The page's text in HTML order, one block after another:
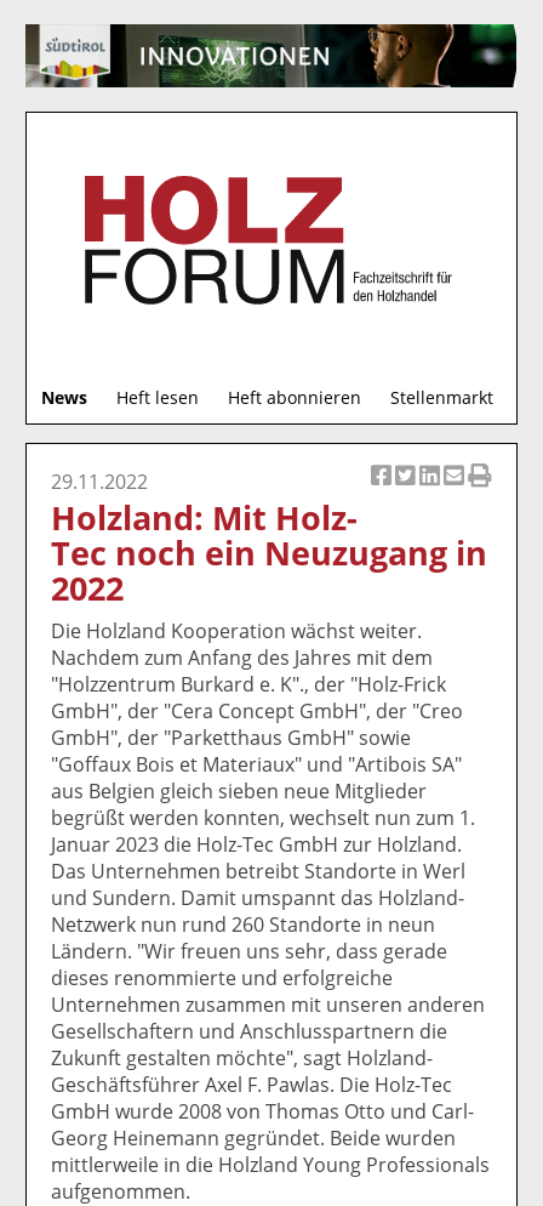
News Heft lesen Heft abonnieren Stellenmarkt
u
c
k
el
uf
F
ac
e
b
o
o
k
te
il
e
n
k
wi
tt
er
n
k
el
uf
Li
n
k
di
n
te
il
e
n
k
el
m
ai
v
se
n
d
e
k
29.11.2022
Holzland: Mit Holz-
Tec noch ein Neuzugang in
2022
Die Holzland Kooperation wächst weiter.
Nachdem zum Anfang des Jahres mit dem
"Holzzentrum Burkard e. K"., der "Holz-Frick
GmbH", der "Cera Concept GmbH", der "Creo
GmbH", der "Parketthaus GmbH" sowie
"Goffaux Bois et Materiaux" und "Artibois SA"
aus Belgien gleich sieben neue Mitglieder
begrüßt werden konnten, wechselt nun zum 1.
Januar 2023 die Holz-Tec GmbH zur Holzland.
Das Unternehmen betreibt Standorte in Werl
und Sundern. Damit umspannt das Holzland-
Netzwerk nun rund 260 Standorte in neun
Ländern. "Wir freuen uns sehr, dass gerade
dieses renommierte und erfolgreiche
Unternehmen zusammen mit unseren anderen
Gesellschaftern und Anschlusspartnern die
Zukunft gestalten möchte", sagt Holzland-
Geschäftsführer Axel F. Pawlas. Die Holz-Tec
GmbH wurde 2008 von Thomas Otto und Carl-
Georg Heinemann gegründet. Beide wurden
mittlerweile in die Holzland Young Professionals
aufgenommen.